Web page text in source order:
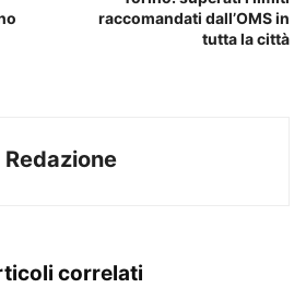
raccomandati dall’OMS in
tutta la città
Redazione
correlati